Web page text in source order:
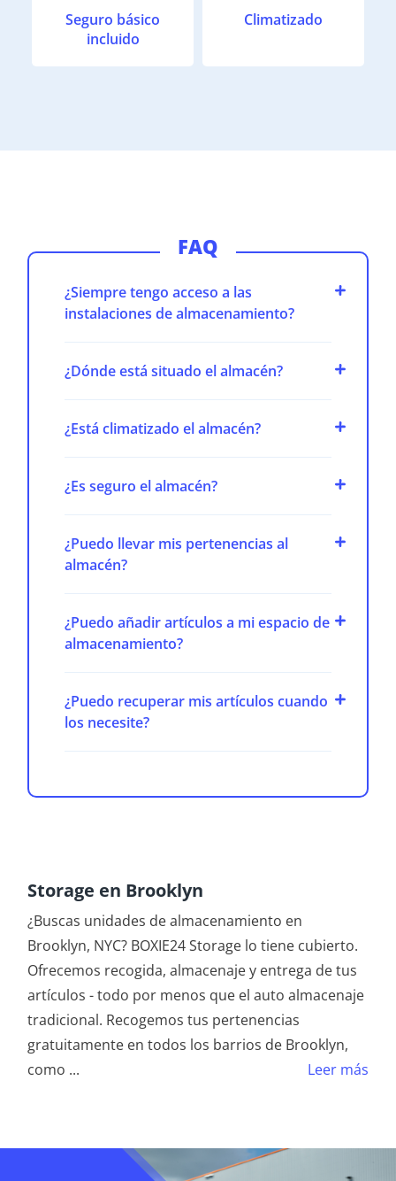
Seguro básico
incluido
Climatizado
FAQ
¿Siempre tengo acceso a las
instalaciones de almacenamiento?
¿Dónde está situado el almacén?
¿Está climatizado el almacén?
¿Es seguro el almacén?
¿Puedo llevar mis pertenencias al
almacén?
¿Puedo añadir artículos a mi espacio de
almacenamiento?
¿Puedo recuperar mis artículos cuando
los necesite?
Storage en Brooklyn
¿Buscas unidades de almacenamiento en
Brooklyn, NYC? BOXIE24 Storage lo tiene cubierto.
Ofrecemos recogida, almacenaje y entrega de tus
artículos - todo por menos que el auto almacenaje
tradicional. Recogemos tus pertenencias
gratuitamente en todos los barrios de Brooklyn,
como ... Leer más